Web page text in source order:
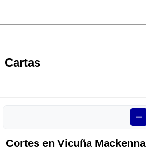
Cartas
Cortes en Vicuña Mackenna